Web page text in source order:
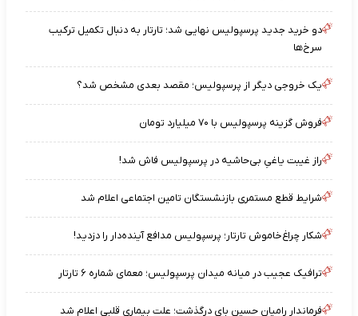
دو خرید جدید پرسپولیس نهایی شد؛ تارتار به دنبال تکمیل ترکیب
سرخ‌ها
یک خروجی دیگر از پرسپولیس؛ مقصد بعدی مشخص شد؟
فروش گزینه پرسپولیس با ۷۰ میلیارد تومان
راز غیبت یاغیِ بی‌حاشیه در پرسپولیس فاش شد!
شرایط قطع مستمری بازنشستگان تامین اجتماعی اعلام شد
شکار چراغ‌خاموش تارتار؛ پرسپولیس مدافع آینده‌دار را دزدید!
ترافیک عجیب در میانه میدان پرسپولیس؛ معمای شماره ۶ تارتار
فرماندار رامیان حسین بای درگذشت؛ علت بیماری قلبی اعلام شد